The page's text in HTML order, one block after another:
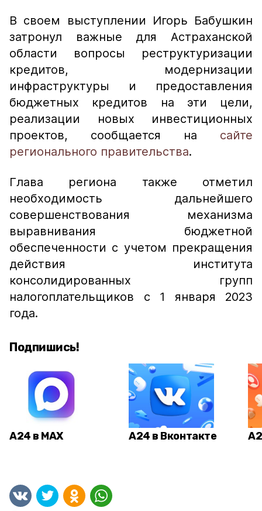
В своем выступлении Игорь Бабушкин
затронул важные для Астраханской
области вопросы реструктуризации
кредитов, модернизации
инфраструктуры и предоставления
бюджетных кредитов на эти цели,
реализации новых инвестиционных
проектов, сообщается на сайте
регионального правительства.
Глава региона также отметил
необходимость дальнейшего
совершенствования механизма
выравнивания бюджетной
обеспеченности с учетом прекращения
действия института
консолидированных групп
налогоплательщиков с 1 января 2023
года.
Подпишись!
А24 в MAX А24 в Вконтакте